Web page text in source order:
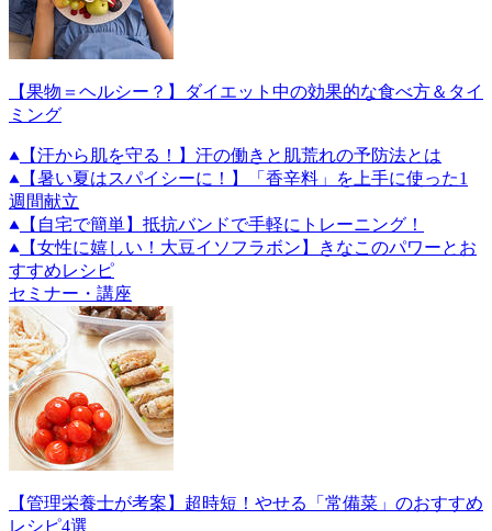
【果物＝ヘルシー？】ダイエット中の効果的な食べ方＆タイ
ミング
【汗から肌を守る！】汗の働きと肌荒れの予防法とは
【暑い夏はスパイシーに！】「香辛料」を上手に使った1
週間献立
【自宅で簡単】抵抗バンドで手軽にトレーニング！
【女性に嬉しい！大豆イソフラボン】きなこのパワーとお
すすめレシピ
セミナー・講座
【管理栄養士が考案】超時短！やせる「常備菜」のおすすめ
レシピ4選